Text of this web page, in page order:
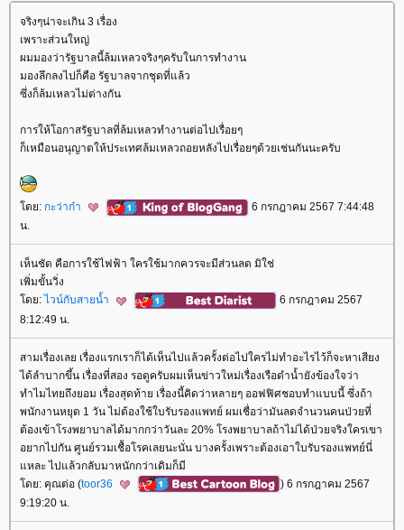
จริงๆน่าจะเกิน 3 เรื่อง
เพราะส่วนใหญ่
ผมมองว่ารัฐบาลนี้ล้มเหลวจริงๆครับในการทำงาน
มองลึกลงไปก็คือ รัฐบาลจากชุดที่แล้ว
ซึ่งก็ล้มเหลวไม่ต่างกัน
การให้โอกาสรัฐบาลที่ล้มเหลวทำงานต่อไปเรื่อยๆ
ก็เหมือนอนุญาตให้ประเทศล้มเหลวถอยหลังไปเรื่อยๆด้วยเช่นกันนะครับ
ดย: กะว่าก๋า
6 กรกฎาคม 2567 7:44:48
น.
เห็นชัด คือการใช้ไฟฟ้า ใครใช้มากควรจะมีส่วนลด มิใช่
เพิ่มขั้นวิ่ง
ดย: ไวน์กับสายน้ำ
6 กรกฎาคม 2567
8:12:49 น.
สามเรื่องเลย เรื่องแรกเราก็ได้เห็นไปแล้วครั้งต่อไปใครไม่ทำอะไรไว้ก็จะหาเสียง
ได้ลำบากขึ้น เรื่องที่สอง รอดูครับผมเห็นข่าวใหม่เรื่องเรือดำน้ำยังข้องใจว่า
ทำไมไทยถึงยอม เรื่องสุดท้าย เรื่องนี้คิดว่าหลายๆ ออฟฟิศชอบทำแบบนี้ ซึ่งถ้า
พนักงานหยุด 1 วัน ไม่ต้องใช้ใบรับรองแพทย์ ผมเชื่อว่ามันลดจำนวนคนป่วยที่
ต้องเข้าโรงพยาบาลได้มากกว่าวันละ 20% โรงพยาบาลถ้าไม่ได้ป่วยจริงใครเขา
อยากไปกัน ศูนย์รวมเชื้อโรคเลยนะนั่น บางครั้งเพราะต้องเอาใบรับรองแพทย์นี่
หละ ไปแล้วกลับมาหนักกว่าเดิมก็มี
ดย: คุณต่อ (toor36
) 6 กรกฎาคม 2567
9:19:20 น.